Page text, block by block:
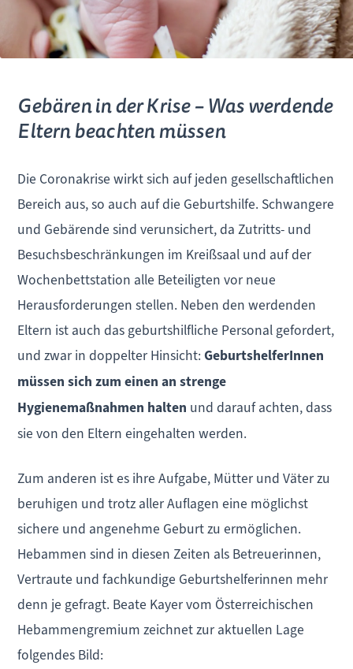
Gebären in der Krise – Was werdende
Eltern beachten müssen
Die Coronakrise wirkt sich auf jeden gesellschaftlichen
Bereich aus, so auch auf die Geburtshilfe. Schwangere
und Gebärende sind verunsichert, da Zutritts- und
Besuchsbeschränkungen im Kreißsaal und auf der
Wochenbettstation alle Beteiligten vor neue
Herausforderungen stellen. Neben den werdenden
Eltern ist auch das geburtshilfliche Personal gefordert,
und zwar in doppelter Hinsicht:GeburtshelferInnen
müssen sich zum einen an strenge
Hygienemaßnahmen halten und darauf achten, dass
sie von den Eltern eingehalten werden.
Zum anderen ist es ihre Aufgabe, Mütter und Väter zu
beruhigen und trotz aller Auflagen eine möglichst
sichere und angenehme Geburt zu ermöglichen.
Hebammen sind in diesen Zeiten als Betreuerinnen,
Vertraute und fachkundige Geburtshelferinnen mehr
denn je gefragt. Beate Kayer vom Österreichischen
Hebammengremium zeichnet zur aktuellen Lage
folgendes Bild: